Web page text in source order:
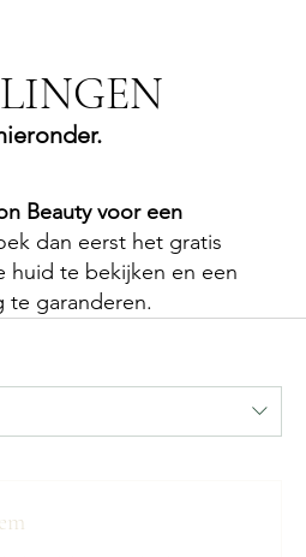
Beauty voor een
dan eerst het gratis
huid te bekijken en een
te garanderen.